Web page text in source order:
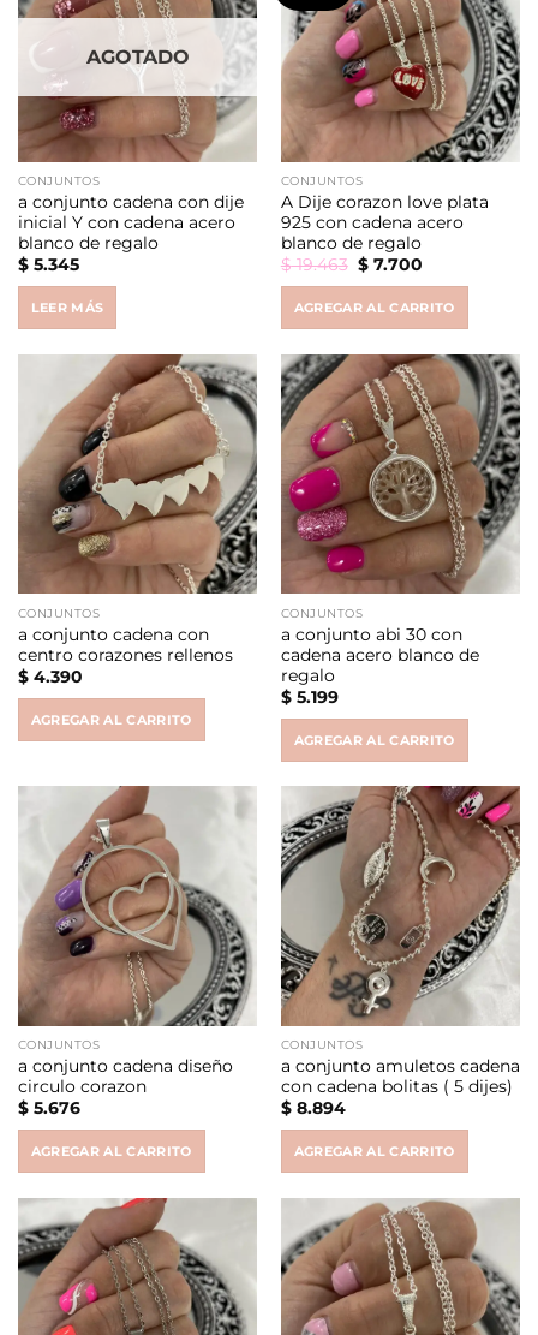
AGOTADO
CONJUNTOS
a conjunto cadena con dije
inicial Y con cadena acero
blanco de regalo
$5.345
LEER MÁS
CONJUNTOS
A Dije corazon love plata
925 con cadena acero
blanco de regalo
$19.463 Original
price
$ 19.463.
$7.700Current
$ 7.700.
AGREGAR AL CARRITO
CONJUNTOS
a conjunto cadena con
centro corazones rellenos
$4.390
AGREGAR AL CARRITO
CONJUNTOS
a conjunto abi 30 con
cadena acero blanco de
regalo
$5.199
AGREGAR AL CARRITO
CONJUNTOS
a conjunto cadena diseño
circulo corazon
$5.676
AGREGAR AL CARRITO
CONJUNTOS
a conjunto amuletos cadena
con cadena bolitas ( 5 dijes)
$8.894
AGREGAR AL CARRITO